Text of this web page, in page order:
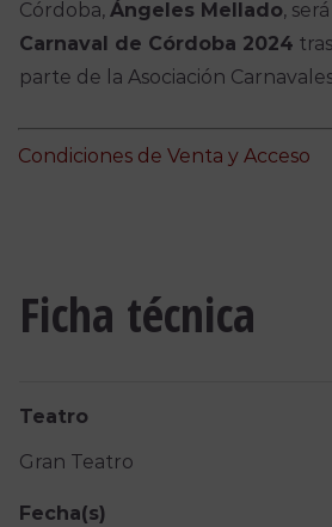
Córdoba, Ángeles Mellado,
Carnaval de Córdoba 2024
parte de la Asociación
Condiciones de Venta y Acceso
Ficha técnica
Teatro
Gran Teatro
Fecha(s)